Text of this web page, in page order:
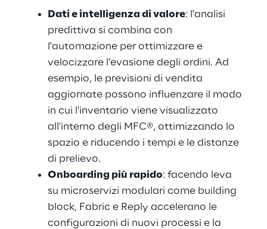
Dati e intelligenza di valore: l'analisi
predittiva si combina con
l'automazione per ottimizzare e
velocizzare l’evasione degli ordini. Ad
esempio, le previsioni di vendita
aggiornate possono influenzare il modo
in cui l'inventario viene visualizzato
all'interno degli MFC®, ottimizzando lo
spazio e riducendo i tempi e le distanze
di prelievo.
Onboarding più rapido: facendo leva
su microservizi modulari come building
block, Fabric e Reply accelerano le
configurazioni di nuovi processi e la